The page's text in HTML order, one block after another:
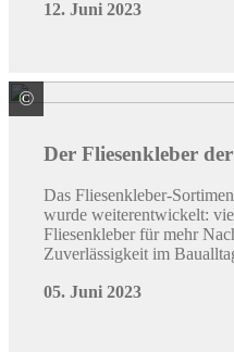
12. Juni 2023
© Sika Deutschland
Der Fliesenkleber
Das Fliesenkleber-
wurde weiterentwickelt:
Fliesenkleber für mehr
Zuverlässigkeit im
05. Juni 2023